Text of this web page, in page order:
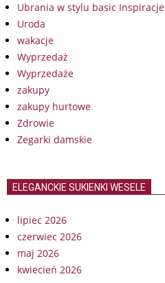
Ubrania w stylu basic Inspiracje
Uroda
wakacje
Wyprzedaż
Wyprzedaże
zakupy
zakupy hurtowe
Zdrowie
Zegarki damskie
ELEGANCKIE SUKIENKI WESELE
lipiec 2026
czerwiec 2026
maj 2026
kwiecień 2026